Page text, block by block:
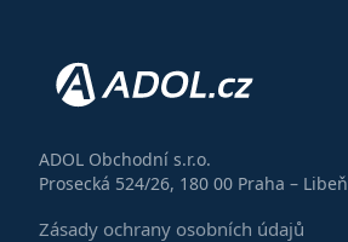
ADOL Obchodní s.r.o.
Prosecká 524/26, 180 00 Praha – Libeň
Zásady ochrany osobních údajů